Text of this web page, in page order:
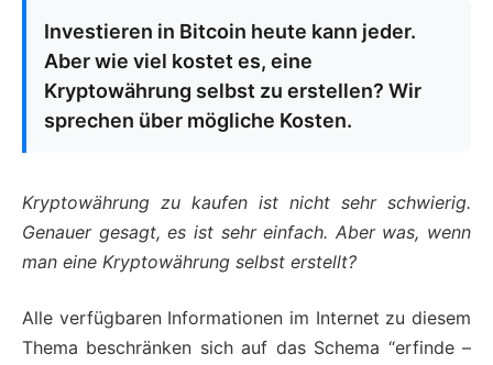
Investieren in Bitcoin heute kann jeder.
Aber wie viel kostet es, eine
Kryptowährung selbst zu erstellen? Wir
sprechen über mögliche Kosten.
Kryptowährung zu kaufen ist nicht sehr schwierig.
Genauer gesagt, es ist sehr einfach. Aber was, wenn
man eine Kryptowährung selbst erstellt?
Alle verfügbaren Informationen im Internet zu diesem
Thema beschränken sich auf das Schema “erfinde –